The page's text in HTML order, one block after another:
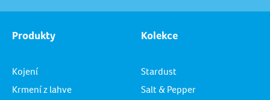
Produkty
Kojení
Krmení z lahve
Kolekce
Stardust
Salt & Pepper